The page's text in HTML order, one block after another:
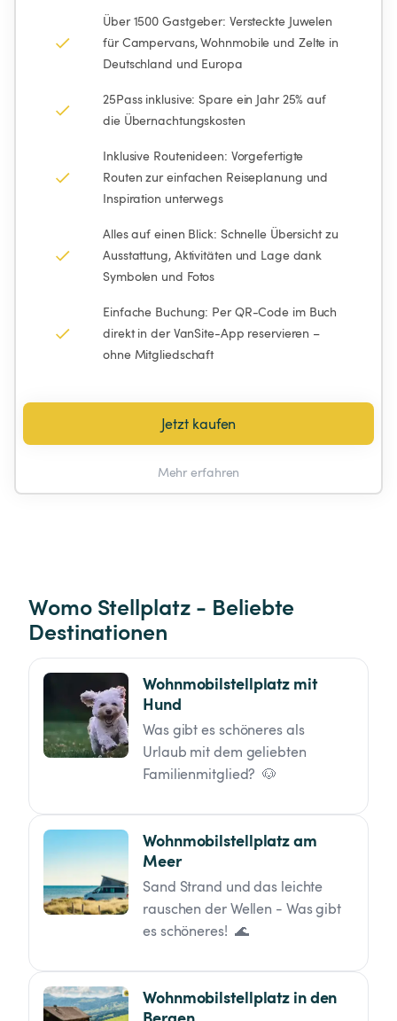
Über 1500 Gastgeber: Versteckte Juwelen
für Campervans, Wohnmobile und Zelte in
Deutschland und Europa
25Pass inklusive: Spare ein Jahr 25% auf
die Übernachtungskosten
Inklusive Routenideen: Vorgefertigte
Routen zur einfachen Reiseplanung und
Inspiration unterwegs
Alles auf einen Blick: Schnelle Übersicht zu
Ausstattung, Aktivitäten und Lage dank
Symbolen und Fotos
Einfache Buchung: Per QR-Code im Buch
direkt in der VanSite-App reservieren –
ohne Mitgliedschaft
Jetzt kaufen
Mehr erfahren
Womo Stellplatz - Beliebte
Destinationen
Wohnmobilstellplatz mit
Hund
Was gibt es schöneres als
Urlaub mit dem geliebten
Familienmitglied?  🐶
Wohnmobilstellplatz am
Meer
Sand Strand und das leichte
rauschen der Wellen - Was gibt
es schöneres!  🌊
Wohnmobilstellplatz in den